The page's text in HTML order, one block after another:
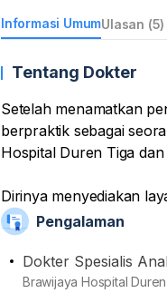
Informasi UmumUlasan (5)
Tentang Dokter
Setelah menamatkan
berpraktik sebagai
Hospital Duren Tiga
Dirinya menyediakan
kembang, dan lain-lain
Selain itu, dokter yang
Pengalaman
Dokter Spesialis
Brawijaya Hospital